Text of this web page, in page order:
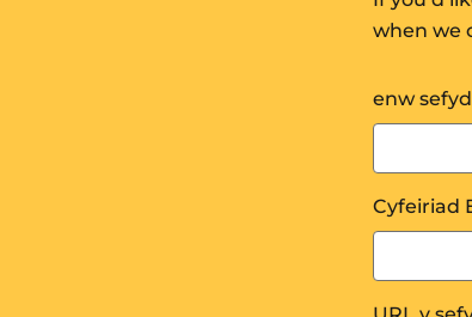
when we
enw
Cyfeiriad